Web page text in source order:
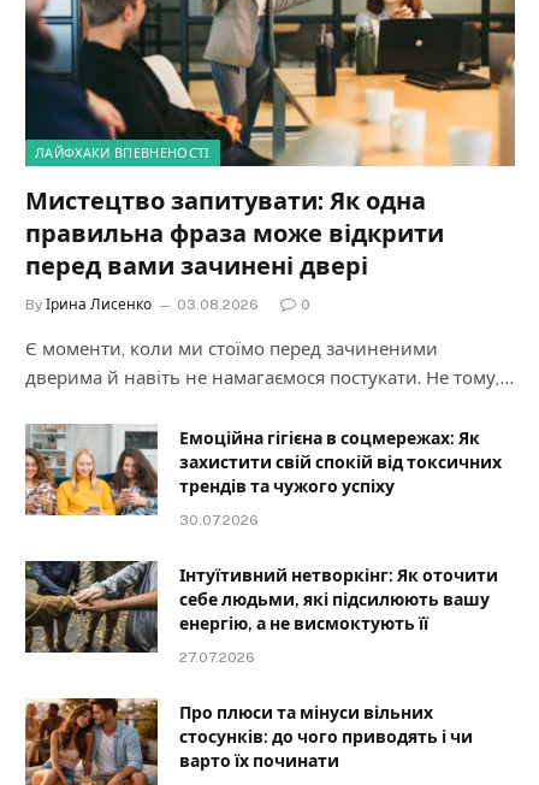
ЛАЙФХАКИ ВПЕВНЕНОСТІ
Мистецтво запитувати: Як одна
правильна фраза може відкрити
перед вами зачинені двері
By Ірина Лисенко 03.08.2026 0
Є моменти, коли ми стоїмо перед зачиненими
дверима й навіть не намагаємося постукати. Не тому,…
Емоційна гігієна в соцмережах: Як
захистити свій спокій від токсичних
трендів та чужого успіху
30.07.2026
Інтуїтивний нетворкінг: Як оточити
себе людьми, які підсилюють вашу
енергію, а не висмоктують її
27.07.2026
Про плюси та мінуси вільних
стосунків: до чого приводять і чи
варто їх починати